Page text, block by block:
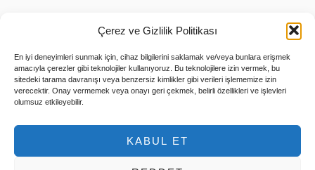
Çerez ve Gizlilik Politikası
En iyi deneyimleri sunmak için, cihaz bilgilerini saklamak ve/veya bunlara erişmek
amacıyla çerezler gibi teknolojiler kullanıyoruz. Bu teknolojilere izin vermek, bu
sitedeki tarama davranışı veya benzersiz kimlikler gibi verileri işlememize izin
verecektir. Onay vermemek veya onayı geri çekmek, belirli özellikleri ve işlevleri
olumsuz etkileyebilir.
KABUL ET
© 2026 Tüm Hakları Saklıdır |